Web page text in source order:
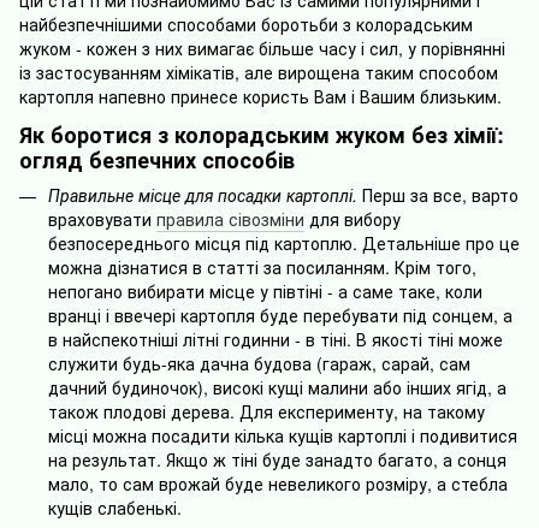
найбезпечнішими способами боротьби з колорадським
жуком - кожен з них вимагає більше часу і сил, у порівнянні
із застосуванням хімікатів, але вирощена таким способом
картопля напевно принесе користь Вам і Вашим близьким.
Як боротися з колорадським жуком без хімії:
огляд безпечних способів
Правильне місце для посадки картоплі. Перш за все, варто
враховувати правила сівозміни для вибору
безпосереднього місця під картоплю. Детальніше про це
можна дізнатися в статті за посиланням. Крім того,
непогано вибирати місце у півтіні - а саме таке, коли
вранці і ввечері картопля буде перебувати під сонцем, а
в найспекотніші літні годинни - в тіні. В якості тіні може
служити будь-яка дачна будова (гараж, сарай, сам
дачний будиночок), високі кущі малини або інших ягід, а
також плодові дерева. Для експерименту, на такому
місці можна посадити кілька кущів картоплі і подивитися
на результат. Якщо ж тіні буде занадто багато, а сонця
мало, то сам врожай буде невеликого розміру, а стебла
кущів слабенькі.